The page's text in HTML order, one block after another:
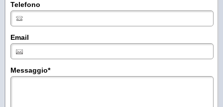
Telefono
Email
Messaggio*